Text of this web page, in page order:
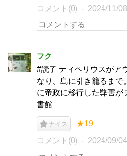
コメント(0) 2024/11/08
フク
#読了 ティベリウスがア
なり、島に引き籠るまで
に帝政に移行した弊害が
書館
ナイス ★19
コメント(0) 2024/09/04